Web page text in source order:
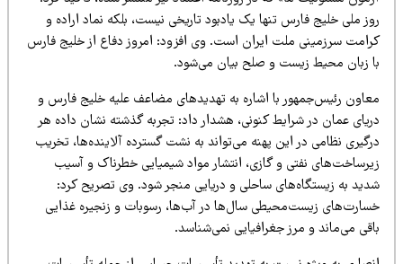
ملی خلیج فارس تنها یک یادبود تاریخی نیست، بلکه نماد اراده و
سرزمینی ملت ایران است. وی افزود: امروز دفاع از خلیج فارس
زبان محیط زیست و صلح بیان می‌شود.
رئیس‌جمهور با اشاره به تهدیدهای مضاعف علیه خلیج فارس و
عمان در شرایط کنونی، هشدار داد: تجربه گذشته نشان داده هر
نظامی در این پهنه می‌تواند به نشت گسترده آلاینده‌ها، تخریب
نفتی و گازی، انتشار مواد شیمیایی خطرناک و آسیب
به زیستگاه‌های ساحلی و دریایی منجر شود. وی تصریح کرد:
زیست‌محیطی سال‌ها در آب‌ها، رسوبات و زنجیره غذایی
می‌ماند و مرز جغرافیایی نمی‌شناسد.